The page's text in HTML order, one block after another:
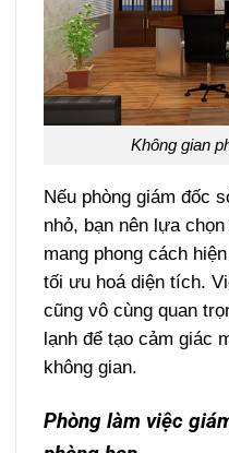
Không gian
Nếu phòng giám đốc
nhỏ, bạn nên lựa
mang phong cách
tối ưu hoá diện tích.
cũng vô cùng quan
lạnh để tạo cảm giác
không gian.
Phòng làm việc